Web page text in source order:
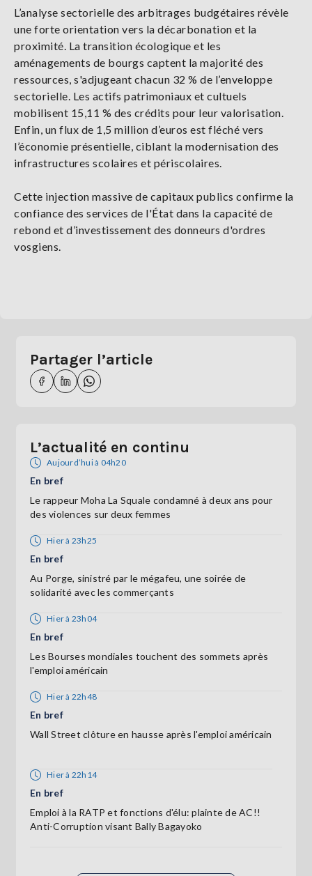
L’analyse sectorielle des arbitrages budgétaires révèle
une forte orientation vers la décarbonation et la
proximité. La transition écologique et les
aménagements de bourgs captent la majorité des
ressources, s'adjugeant chacun 32 % de l’enveloppe
sectorielle. Les actifs patrimoniaux et cultuels
mobilisent 15,11 % des crédits pour leur valorisation.
Enfin, un flux de 1,5 million d’euros est fléché vers
l’économie présentielle, ciblant la modernisation des
infrastructures scolaires et périscolaires.
Cette injection massive de capitaux publics confirme la
confiance des services de l'État dans la capacité de
rebond et d’investissement des donneurs d'ordres
vosgiens.
Partager l’article
L’actualité en continu
Aujourd’hui à 04h20
En bref
Le rappeur Moha La Squale condamné à deux ans pour
des violences sur deux femmes
Hier à 23h25
En bref
Au Porge, sinistré par le mégafeu, une soirée de
solidarité avec les commerçants
Hier à 23h04
En bref
Les Bourses mondiales touchent des sommets après
l'emploi américain
Hier à 22h48
En bref
Wall Street clôture en hausse après l'emploi américain
Hier à 22h14
En bref
Emploi à la RATP et fonctions d'élu: plainte de AC!!
Anti-Corruption visant Bally Bagayoko